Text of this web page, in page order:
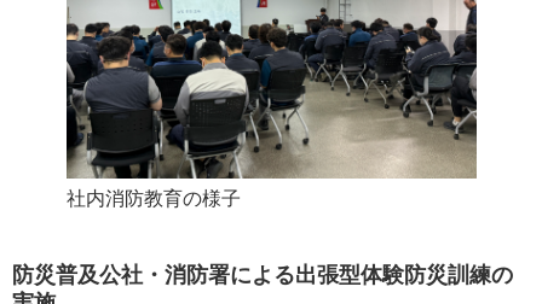
社内消防教育の様子
防災普及公社・消防署による出張型体験防災訓練の